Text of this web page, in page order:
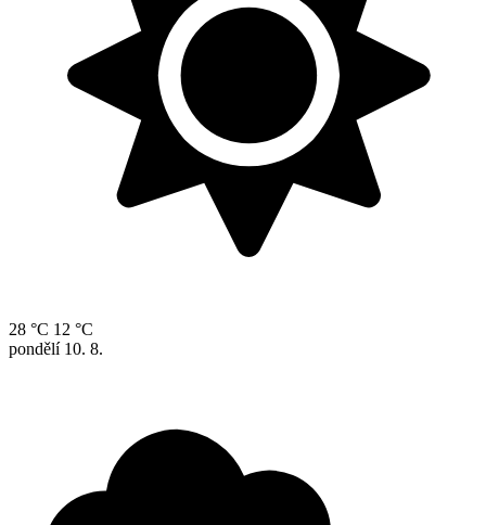
28 °C 12 °C
pondělí 10. 8.